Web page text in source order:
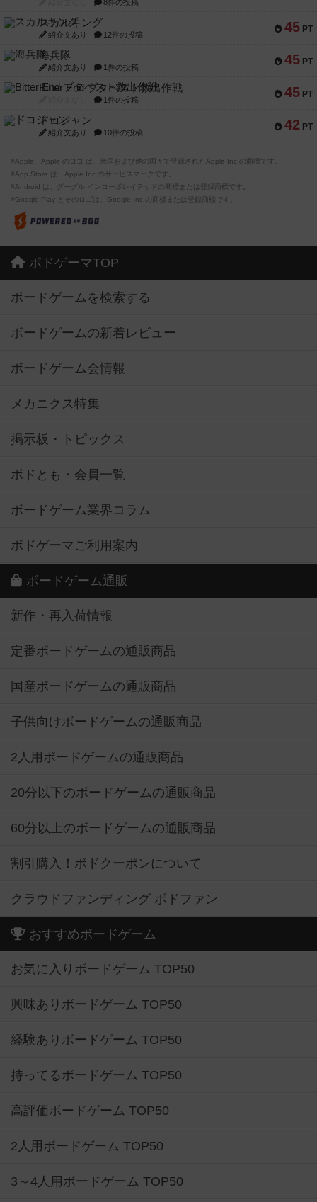
8件の投稿
45 PT
スカルキング
紹介文あり 12件の投稿
45 PT
海兵隊
紹介文あり 1件の投稿
45 PT
Bitter End ブタペスト救出作戦
1件の投稿
42 PT
ドコジャン
紹介文あり 10件の投稿
※Apple、Apple のロゴ は、米国および他の国々で登録されたApple Inc.の商標です。
※App Store は、Apple Inc.のサービスマークです。
※Android は、グーグル インコーポレイテッドの商標または登録商標です。
※Google Play とそのロゴは、Google Inc.の商標または登録商標です。
ボドゲーマTOP
ボードゲームを検索する
ボードゲームの新着レビュー
ボードゲーム会情報
メカニクス特集
掲示板・トピックス
ボドとも・会員一覧
ボードゲーム業界コラム
ボドゲーマご利用案内
ボードゲーム通販
新作・再入荷情報
定番ボードゲームの通販商品
国産ボードゲームの通販商品
子供向けボードゲームの通販商品
2人用ボードゲームの通販商品
20分以下のボードゲームの通販商品
60分以上のボードゲームの通販商品
割引購入！ボドクーポンについて
クラウドファンディング ボドファン
おすすめボードゲーム
お気に入りボードゲーム TOP50
興味ありボードゲーム TOP50
経験ありボードゲーム TOP50
持ってるボードゲーム TOP50
高評価ボードゲーム TOP50
2人用ボードゲーム TOP50
3～4人用ボードゲーム TOP50